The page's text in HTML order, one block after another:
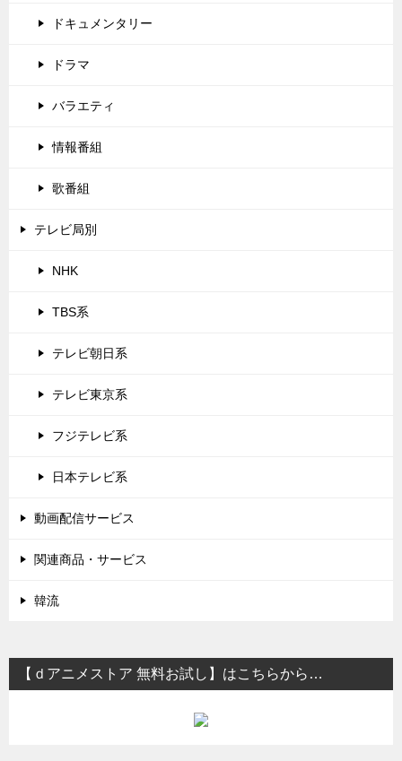
ドキュメンタリー
ドラマ
バラエティ
情報番組
歌番組
テレビ局別
NHK
TBS系
テレビ朝日系
テレビ東京系
フジテレビ系
日本テレビ系
動画配信サービス
関連商品・サービス
韓流
【ｄアニメストア 無料お試し】はこちらから…